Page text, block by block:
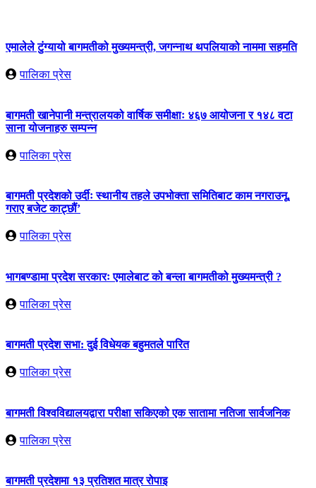
एमालेले टुंग्यायो बागमतीको मुख्यमन्त्री, जगन्नाथ थपलियाको नाममा सहमति
पालिका प्रेस
बागमती खानेपानी मन्त्रालयको वार्षिक समीक्षाः ४६७ आयोजना र १४८ वटा
साना योजनाहरु सम्पन्न
पालिका प्रेस
बागमती प्रदेशको उर्दीः स्थानीय तहले उपभोक्ता समितिबाट काम नगराउनू,
गराए बजेट काट्छौं’
पालिका प्रेस
भागबण्डामा प्रदेश सरकारः एमालेबाट को बन्ला बागमतीको मुख्यमन्त्री ?
पालिका प्रेस
बागमती प्रदेश सभा: दुई विधेयक बहुमतले पारित
पालिका प्रेस
बागमती विश्वविद्यालयद्वारा परीक्षा सकिएको एक सातामा नतिजा सार्वजनिक
पालिका प्रेस
बागमती प्रदेशमा १३ प्रतिशत मात्र रोपाइ